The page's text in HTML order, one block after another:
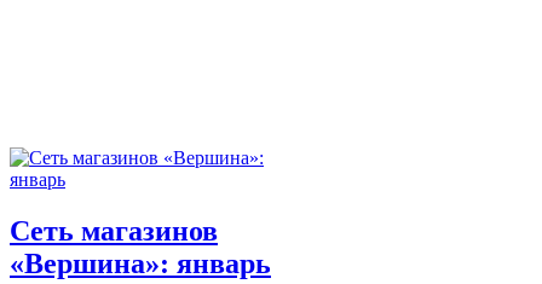
Сеть магазинов
«Вершина»: январь